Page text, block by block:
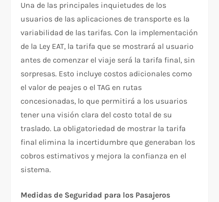
Una de las principales inquietudes de los
usuarios de las aplicaciones de transporte es la
variabilidad de las tarifas. Con la implementación
de la Ley EAT, la tarifa que se mostrará al usuario
antes de comenzar el viaje será la tarifa final, sin
sorpresas. Esto incluye costos adicionales como
el valor de peajes o el TAG en rutas
concesionadas, lo que permitirá a los usuarios
tener una visión clara del costo total de su
traslado. La obligatoriedad de mostrar la tarifa
final elimina la incertidumbre que generaban los
cobros estimativos y mejora la confianza en el
sistema.
Medidas de Seguridad para los Pasajeros